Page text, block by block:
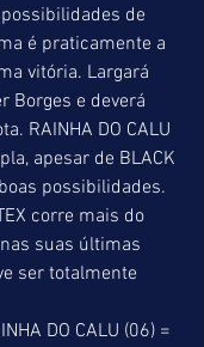
de
é praticamente a
vitória. Largará
Borges e deverá
RAINHA DO CALU
apesar de BLACK
possibilidades.
corre mais do
suas últimas
ser totalmente
DO CALU (06) =